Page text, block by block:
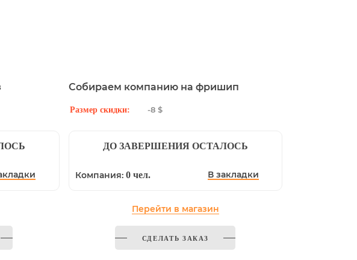
Собираем компанию на фришип
Размер скидки: -8 $
ДО ЗАВЕРШЕНИЯ ОСТАЛОСЬ
Компания: 0 чел. В закладки
Перейти в магазин
СДЕЛАТЬ ЗАКАЗ